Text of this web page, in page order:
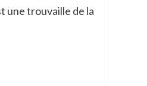
une trouvaille de la